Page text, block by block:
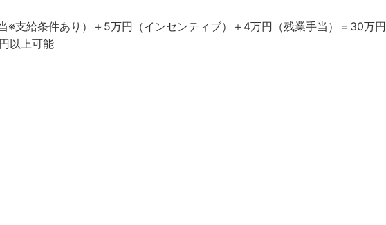
※支給条件あり）＋5万円（インセンティブ）＋4万円（残業手当）＝30万円
以上可能